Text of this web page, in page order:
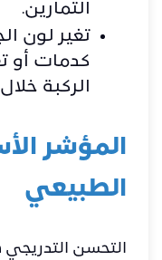
التمارين.
تغير لون
كدمات أو
الركبة
المؤشر
الطبيعي
التحسن